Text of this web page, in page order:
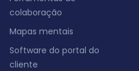
colaboração
Mapas mentais
Software do portal do
cliente